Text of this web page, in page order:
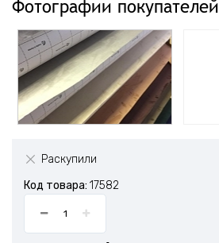
Фотографии покупателей
Раскупили
Код товара: 17582